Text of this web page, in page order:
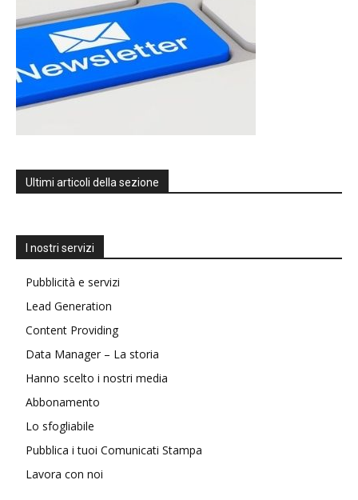
Ultimi articoli della sezione
I nostri servizi
Pubblicità e servizi
Lead Generation
Content Providing
Data Manager – La storia
Hanno scelto i nostri media
Abbonamento
Lo sfogliabile
Pubblica i tuoi Comunicati Stampa
Lavora con noi